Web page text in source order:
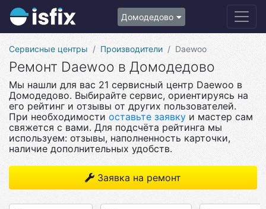
Домодедово
Сервисные центры Производители Daewoo
Ремонт Daewoo в Домодедово
Мы нашли для вас 21 сервисный центр Daewoo в
Домодедово. Выбирайте сервис, ориентируясь на
его рейтинг и отзывы от других пользователей.
При необходимости оставьте заявку и мастер сам
свяжется с вами. Для подсчёта рейтинга мы
используем: отзывы, наполненность карточки,
наличие дополнительных удобств.
Заявка на ремонт